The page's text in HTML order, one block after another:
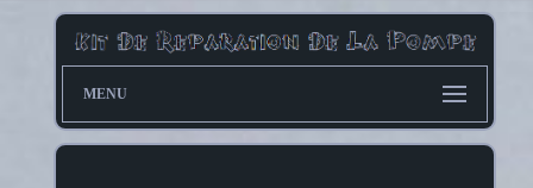
MENU